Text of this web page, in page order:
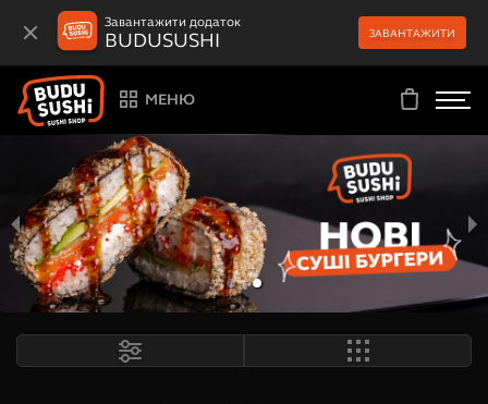
Завантажити додаток
BUDUSUSHI ЗАВАНТАЖИТИ
МЕНЮ